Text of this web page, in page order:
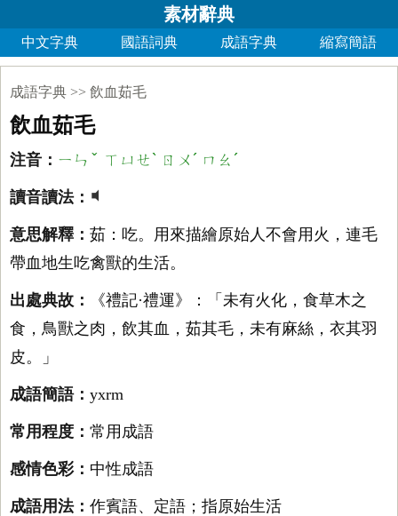
素材辭典
中文字典 國語詞典 成語字典 縮寫簡語
成語字典 >> 飲血茹毛
飲血茹毛
注音： ㄧㄣˇ ㄒㄩㄝˋ ㄖㄨˊ ㄇㄠˊ
讀音讀法：
意思解釋： 茹：吃。用來描繪原始人不會用火，連毛
帶血地生吃禽獸的生活。
出處典故：
《禮記·禮運》：「未有火化，食草木之
食，鳥獸之肉，飲其血，茹其毛，未有麻絲，衣其羽
皮。」
成語簡語： yxrm
常用程度： 常用成語
感情色彩： 中性成語
成語用法： 作賓語、定語；指原始生活